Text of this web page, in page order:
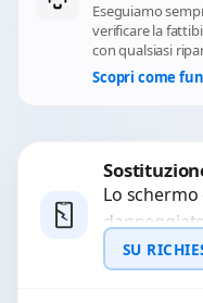
Eseguiamo
verificare la
con qualsiasi
Scopri come
Lo
macchie,
Sostituiamo
SU